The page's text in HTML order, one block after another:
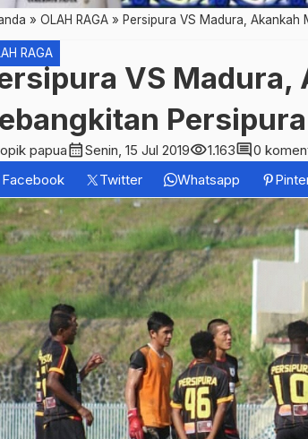
» OLAH RAGA » Persipura VS Madura, Akankah
RAGA
VS Madura,
papuacalendar_monthSenin, 15 Jul 2019visibility1.163comment0
Facebook
Twitter Whatsapp